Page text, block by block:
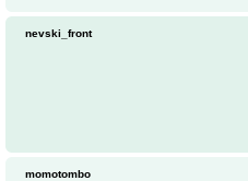
nevski_front
momotombo